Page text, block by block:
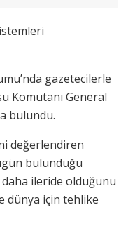
gazetecilerle
Komutanı General
bulundu.
değerlendiren
bulunduğu
daha ileride olduğunu
dünya için tehlike